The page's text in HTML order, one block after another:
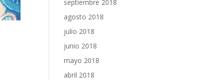
septiembre 2018
agosto 2018
julio 2018
junio 2018
mayo 2018
abril 2018